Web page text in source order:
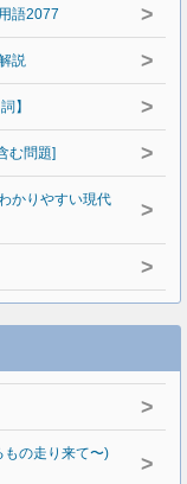
語2077 >
説 >
】 >
む問題] >
かりやすい現代
>
>
>
もの走り来て〜)
>